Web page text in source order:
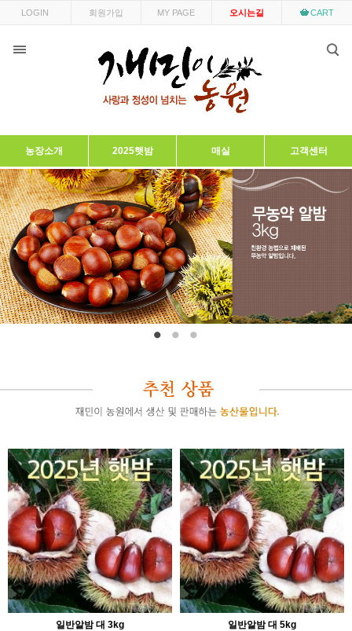
LOGIN 회원가입 MY PAGE 오시는길 CART
농장소개 2025햇밤 매실 고객센터
일반알밤 대 3kg 일반알밤 대 5kg